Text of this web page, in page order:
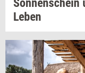
Son­nens­che­in
Leben